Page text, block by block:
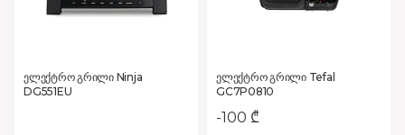
ელექტრო გრილი Ninja
DG551EU
ელექტრო გრილი Tefal
GC7P0810
-100 ₾